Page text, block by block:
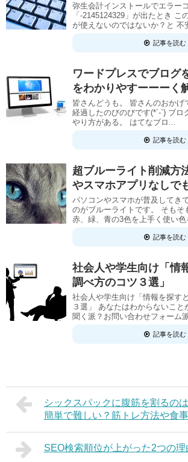
弥生会計インストールでエラー
「-2145124329」が出たとき こ
が使えないのではないか？と 不
記事を読む
ワードプレスでブログ
をわかりやすーーーく
皆さんどうも。 皆さんのおかげ
経過したのびのびです(*´-`) ブロ
やり方がある。 はてなブロ...
記事を読む
超ブルーライト削減方
やスマホアプリなしで
パソコンやスマホが普及してき
のがブルーライトです。 そもそ
赤、緑、青の3色を上手く使い色
記事を読む
社会人や学生向け「情
調べ方のコツ３選」
社会人や学生向け「情報を探す
３選」 あなたはわからないこと
聞く派？お問い合わせフォーム
記事を読む
シックスパックに腹筋を割るの
簡単で難しい？筋トレ方法や食
SEO検索順位が上がった2つの理